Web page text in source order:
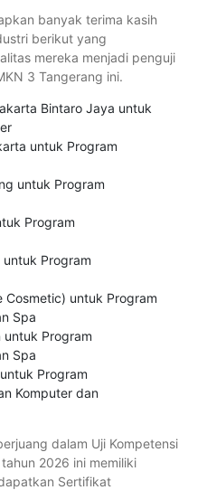
banyak terima kasih
berikut yang
mereka menjadi penguji
3 Tangerang ini.
Bintaro Jaya untuk
untuk Program
untuk Program
Program
untuk Program
Cosmetic) untuk Program
Spa
untuk Program
Spa
Program
Komputer dan
dalam Uji Kompetensi
2026 ini memiliki
Sertifikat